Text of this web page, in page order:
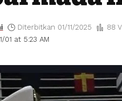
01 at 5:23 AM
Diterbitkan 01/11/2025 88